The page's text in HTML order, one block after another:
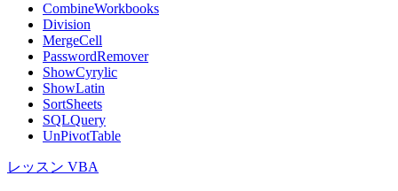
CombineWorkbooks
Division
MergeCell
PasswordRemover
ShowCyrylic
ShowLatin
SortSheets
SQLQuery
UnPivotTable
レッスン VBA